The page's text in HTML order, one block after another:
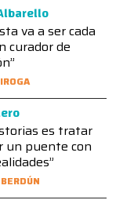
va a ser cada
curador de
es tratar
un puente con